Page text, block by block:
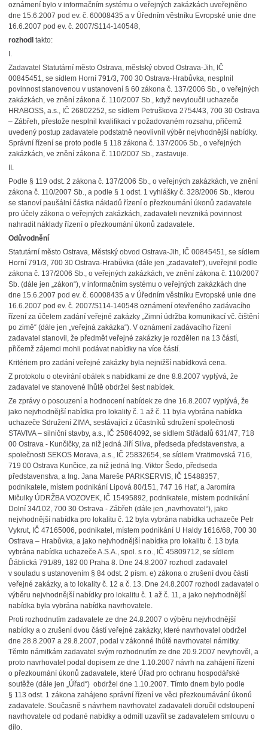
oznámení bylo v informačním systému o veřejných zakázkách uveřejněno
dne 15.6.2007 pod ev. č. 60008435 a v Úředním věstníku Evropské unie dne
16.6.2007 pod ev. č. 2007/S114-140548,
rozhodl takto:
I.
Zadavatel Statutární město Ostrava, městský obvod Ostrava-Jih, IČ
00845451, se sídlem Horní 791/3, 700 30 Ostrava-Hrabůvka, nesplnil
povinnost stanovenou v ustanovení § 60 zákona č. 137/2006 Sb., o veřejných
zakázkách, ve znění zákona č. 110/2007 Sb., když nevyloučil uchazeče
HRABOSS, a.s., IČ 26802252, se sídlem Petruškova 2754/43, 700 30 Ostrava
– Zábřeh, přestože nesplnil kvalifikaci v požadovaném rozsahu, přičemž
uvedený postup zadavatele podstatně neovlivnil výběr nejvhodnější nabídky.
Správní řízení se proto podle § 118 zákona č. 137/2006 Sb., o veřejných
zakázkách, ve znění zákona č. 110/2007 Sb., zastavuje.
II.
Podle § 119 odst. 2 zákona č. 137/2006 Sb., o veřejných zakázkách, ve znění
zákona č. 110/2007 Sb., a podle § 1 odst. 1 vyhlášky č. 328/2006 Sb., kterou
se stanoví paušální částka nákladů řízení o přezkoumání úkonů zadavatele
pro účely zákona o veřejných zakázkách, zadavateli nevzniká povinnost
nahradit náklady řízení o přezkoumání úkonů zadavatele.
Odůvodnění
Statutární město Ostrava, Městský obvod Ostrava-Jih, IČ 00845451, se sídlem
Horní 791/3, 700 30 Ostrava-Hrabůvka (dále jen „zadavatel“), uveřejnil podle
zákona č. 137/2006 Sb., o veřejných zakázkách, ve znění zákona č. 110/2007
Sb. (dále jen „zákon“), v informačním systému o veřejných zakázkách dne
dne 15.6.2007 pod ev. č. 60008435 a v Úředním věstníku Evropské unie dne
16.6.2007 pod ev. č. 2007/S114-140548 oznámení otevřeného zadávacího
řízení za účelem zadání veřejné zakázky „Zimní údržba komunikací vč. čištění
po zimě“ (dále jen „veřejná zakázka“). V oznámení zadávacího řízení
zadavatel stanovil, že předmět veřejné zakázky je rozdělen na 13 částí,
přičemž zájemci mohli podávat nabídky na více částí.
Kritériem pro zadání veřejné zakázky byla nejnižší nabídková cena.
Z protokolu o otevírání obálek s nabídkami ze dne 8.8.2007 vyplývá, že
zadavatel ve stanovené lhůtě obdržel šest nabídek.
Ze zprávy o posouzení a hodnocení nabídek ze dne 16.8.2007 vyplývá, že
jako nejvhodnější nabídka pro lokality č. 1 až č. 11 byla vybrána nabídka
uchazeče Sdružení ZIMA, sestávající z účastníků sdružení společnosti
STAVIVA – silniční stavby, a.s., IČ 25864092, se sídlem Střádalů 631/47, 718
00 Ostrava - Kunčičky, za niž jedná Jiří Slíva, předseda představenstva, a
společnosti SEKOS Morava, a.s., IČ 25832654, se sídlem Vratimovská 716,
719 00 Ostrava Kunčice, za niž jedná Ing. Viktor Šedo, předseda
představenstva, a Ing. Jana Mareše PARKSERVIS, IČ 15488357,
podnikatele, místem podnikání Lipová 80/151, 747 16 Hať, a Jaromíra
Mičulky ÚDRŽBA VOZOVEK, IČ 15495892, podnikatele, místem podnikání
Dolní 34/102, 700 30 Ostrava - Zábřeh (dále jen „navrhovatel“), jako
nejvhodnější nabídka pro lokalitu č. 12 byla vybrána nabídka uchazeče Petr
Vykrut, IČ 47165006, podnikatel, místem podnikání U Haldy 1616/68, 700 30
Ostrava – Hrabůvka, a jako nejvhodnější nabídka pro lokalitu č. 13 byla
vybrána nabídka uchazeče A.S.A., spol. s r.o., IČ 45809712, se sídlem
Ďáblická 791/89, 182 00 Praha 8. Dne 24.8.2007 rozhodl zadavatel
v souladu s ustanovením § 84 odst. 2 písm. e) zákona o zrušení dvou částí
veřejné zakázky, a to lokality č. 12 a č. 13. Dne 24.8.2007 rozhodl zadavatel o
výběru nejvhodnější nabídky pro lokalitu č. 1 až č. 11, a jako nejvhodnější
nabídka byla vybrána nabídka navrhovatele.
Proti rozhodnutím zadavatele ze dne 24.8.2007 o výběru nejvhodnější
nabídky a o zrušení dvou částí veřejné zakázky, které navrhovatel obdržel
dne 28.8.2007 a 29.8.2007, podal v zákonné lhůtě navrhovatel námitky.
Těmto námitkám zadavatel svým rozhodnutím ze dne 20.9.2007 nevyhověl, a
proto navrhovatel podal dopisem ze dne 1.10.2007 návrh na zahájení řízení
o přezkoumání úkonů zadavatele, které Úřad pro ochranu hospodářské
soutěže (dále jen „Úřad“) obdržel dne 1.10.2007. Tímto dnem bylo podle
§ 113 odst. 1 zákona zahájeno správní řízení ve věci přezkoumávání úkonů
zadavatele. Současně s návrhem navrhovatel zadavateli doručil odstoupení
navrhovatele od podané nabídky a odmítl uzavřít se zadavatelem smlouvu o
dílo.